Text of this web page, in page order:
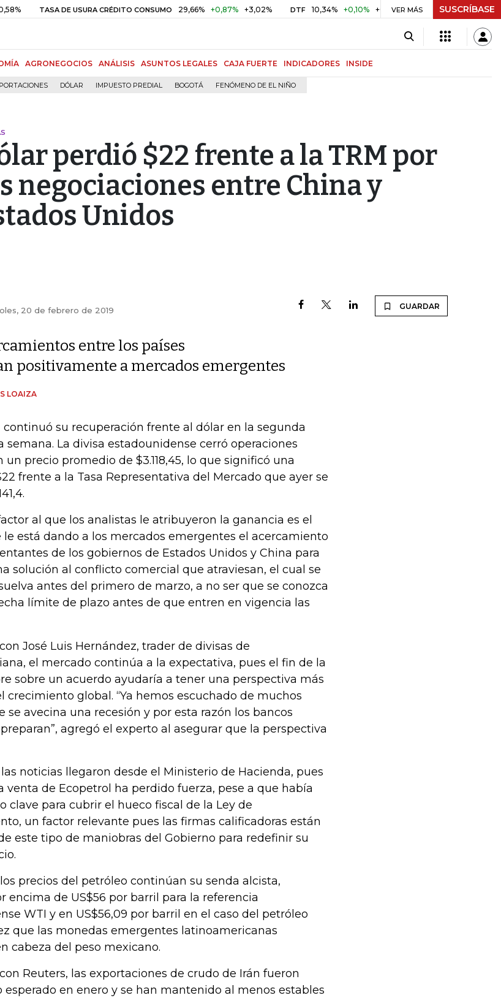
TASA DE USURA CRÉDITO CONSUMO 29,66% +0,87% +3,02% DTF 10,34% +0,10% +0,98% UVR $ 416,81 +$ 0,05
VER MÁS SUSCRÍBASE
AGRONEGOCIOS ANÁLISIS ASUNTOS LEGALES CAJA FUERTE INDICADORES INSIDE
DÓLAR IMPUESTO PREDIAL BOGOTÁ FENÓMENO DE EL NIÑO
perdió $22 frente a la TRM por
negociaciones entre China y
Unidos
20 de febrero de 2019 GUARDAR
entre los países
positivamente a mercados emergentes
LOAIZA
continuó su recuperación frente al dólar en la segunda
semana. La divisa estadounidense cerró operaciones
un precio promedio de $3.118,45, lo que significó una
frente a la Tasa Representativa del Mercado que ayer se
al que los analistas le atribuyeron la ganancia es el
está dando a los mercados emergentes el acercamiento
de los gobiernos de Estados Unidos y China para
solución al conflicto comercial que atraviesan, el cual se
antes del primero de marzo, a no ser que se conozca
límite de plazo antes de que entren en vigencia las
José Luis Hernández, trader de divisas de
el mercado continúa a la expectativa, pues el fin de la
sobre un acuerdo ayudaría a tener una perspectiva más
crecimiento global. “Ya hemos escuchado de muchos
se avecina una recesión y por esta razón los bancos
agregó el experto al asegurar que la perspectiva
noticias llegaron desde el Ministerio de Hacienda, pues
venta de Ecopetrol ha perdido fuerza, pese a que había
clave para cubrir el hueco fiscal de la Ley de
un factor relevante pues las firmas calificadoras están
este tipo de maniobras del Gobierno para redefinir su
precios del petróleo continúan su senda alcista,
encima de US$56 por barril para la referencia
WTI y en US$56,09 por barril en el caso del petróleo
que las monedas emergentes latinoamericanas
cabeza del peso mexicano.
Reuters, las exportaciones de crudo de Irán fueron
esperado en enero y se han mantenido al menos estables